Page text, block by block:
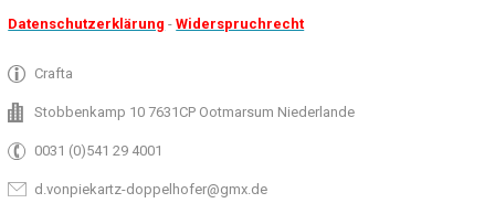
Datenschutzerklärung -Widerspruchrecht
Crafta
Stobbenkamp 10 7631CP Ootmarsum Niederlande
0031 (0)541 29 4001
d.vonpiekartz-doppelhofer@gmx.de